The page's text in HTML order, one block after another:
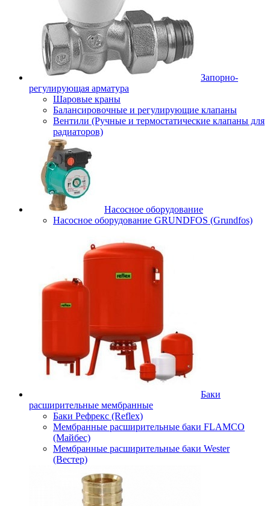
Запорно-
регулирующая арматура
Шаровые краны
Балансировочные и регулирующие клапаны
Вентили (Ручные и термостатические клапаны для
радиаторов)
Насосное оборудование
Насосное оборудование GRUNDFOS (Grundfos)
Баки
расширительные мембранные
Баки Рефрекс (Reflex)
Мембранные расширительные баки FLAMCO
(Майбес)
Мембранные расширительные баки Wester
(Вестер)